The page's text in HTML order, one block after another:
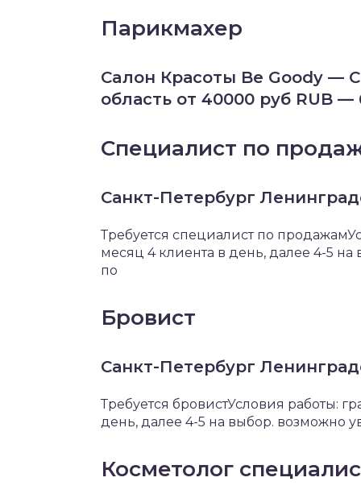
Парикмахер
Сaлон Красоты Be Goody —
область от 40000 руб RUB —
Специалист по
Санкт-Петербург
Требуется специалист по
месяц 4 клиента в день, далее 4-5
по
Бровист
Санкт-Петербург
Требуется бровистУсловия работы:
день, далее 4-5 на выбор. возможно
Косметолог